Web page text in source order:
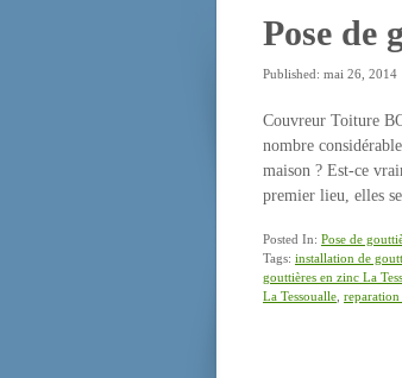
Pose de
Published: mai 26, 2014
Couvreur Toiture
nombre
maison ? Est-ce
premier lieu, elles
Posted In: Pose de
Tags: installation de
gouttières en zinc La
La Tessoualle reparation